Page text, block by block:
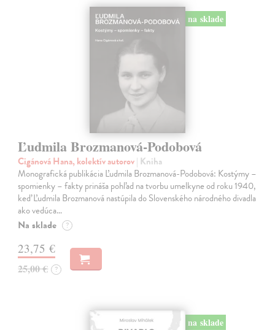
na sklade
Ľudmila Brozmanová-Podobová
Cigánová Hana, kolektív autorov| Kniha
Monografická publikácia Ľudmila Brozmanová-Podobová: Kostýmy –
spomienky – fakty prináša pohľad na tvorbu umelkyne od roku 1940,
keď Ľudmila Brozmanová nastúpila do Slovenského národného divadla
ako vedúca…
Na sklade ?
23,75 €
25,00 € ?
na sklade